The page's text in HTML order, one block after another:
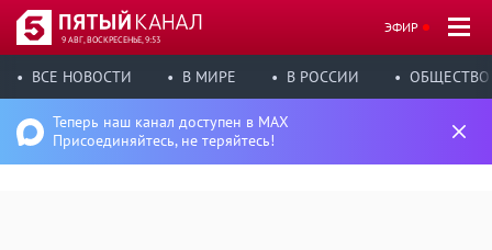
9 АВГ, ВОСКРЕСЕНЬЕ, 9:53
ЭФИР
ВСЕ НОВОСТИ В МИРЕ В РОССИИ ОБЩЕСТВО
Теперь наш канал доступен в MAX
Присоединяйтесь, не теряйтесь!